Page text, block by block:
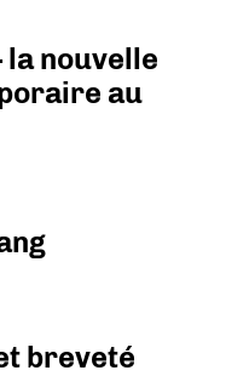
la nouvelle
au
breveté